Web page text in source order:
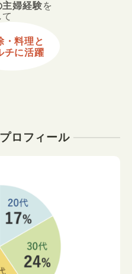
主婦経験を
・料理と
チに活躍
ロフィール